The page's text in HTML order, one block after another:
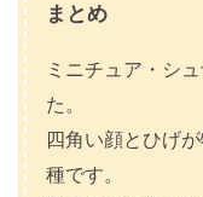
まとめ
ミニチュア・シ
た。
四角い顔とひげ
種です。